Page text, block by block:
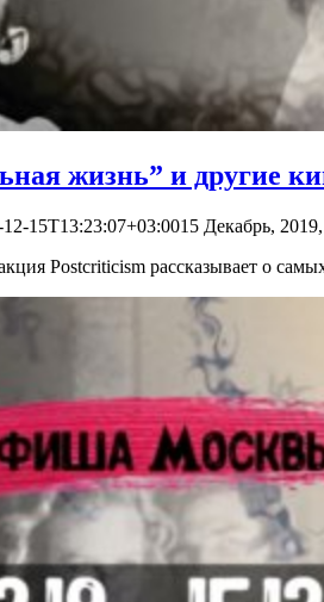
жизнь” и другие
12-15T13:23:07+03:0015 Декабрь,
Postcriticism рассказывает о